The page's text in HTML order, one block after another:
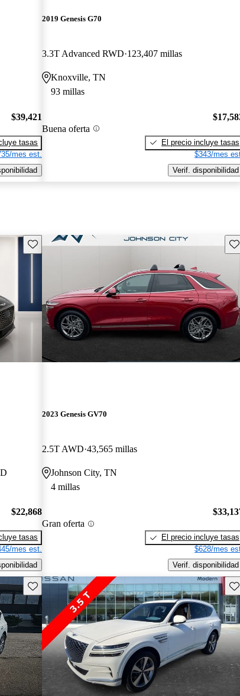
$39,421
tasas
mes est.
2019 Genesis G70
3.3T Advanced RWD 123,407 millas
Knoxville, TN
93 millas
Buena oferta
El precio incluye tasas
$343/mes
Verif. disponibilidad
Guarda este Aviso
$22,868
tasas
mes est.
2023 Genesis GV70
2.5T AWD 43,565 millas
Johnson City, TN
4 millas
Gran oferta
El precio incluye tasas
$628/mes
Verif. disponibilidad
Guarda este Aviso